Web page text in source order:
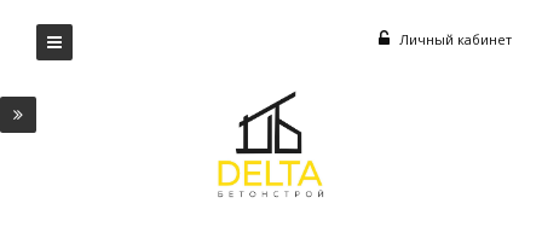
Личный кабинет